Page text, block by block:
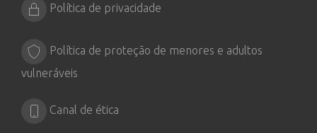
Política de privacidade
Política de proteção de menores e adultos
vulneráveis
Canal de ética